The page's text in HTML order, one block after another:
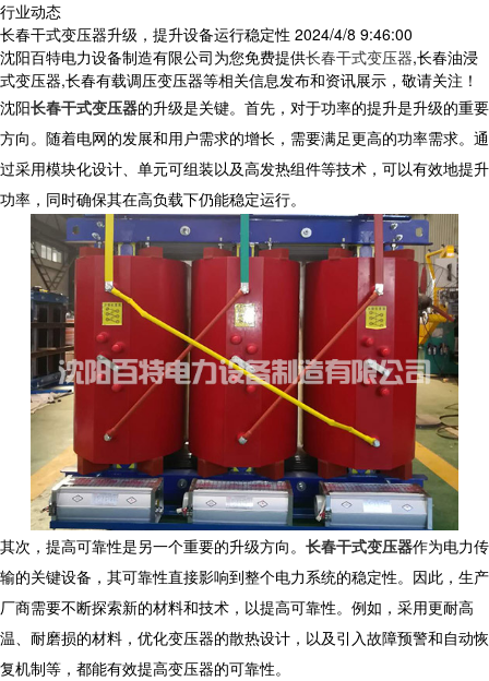
行业动态
长春干式变压器升级，提升设备运行稳定性 2024/4/8 9:46:00
沈阳百特电力设备制造有限公司为您免费提供长春干式变压器,长春油浸
式变压器,长春有载调压变压器等相关信息发布和资讯展示，敬请关注！
沈阳长春干式变压器的升级是关键。首先，对于功率的提升是升级的重要
方向。随着电网的发展和用户需求的增长，需要满足更高的功率需求。通
过采用模块化设计、单元可组装以及高发热组件等技术，可以有效地提升
功率，同时确保其在高负载下仍能稳定运行。
其次，提高可靠性是另一个重要的升级方向。 长春干式变压器作为电力传
输的关键设备，其可靠性直接影响到整个电力系统的稳定性。因此，生产
厂商需要不断探索新的材料和技术，以提高可靠性。例如，采用更耐高
温、耐磨损的材料，优化变压器的散热设计，以及引入故障预警和自动恢
复机制等，都能有效提高变压器的可靠性。